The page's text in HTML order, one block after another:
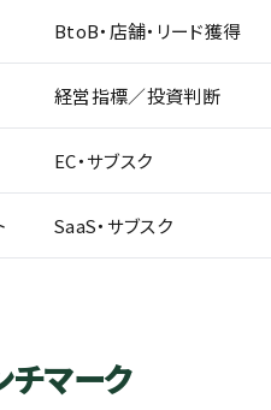
BtoB・店舗・リード獲得
経営指標／投資判断
EC・サブスク
SaaS・サブスク
チマーク